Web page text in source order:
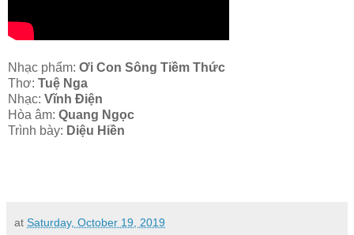
Nhạc phẩm: Ơi Con Sông Tiềm Thức
Thơ: Tuệ Nga
Nhạc: Vĩnh Điện
Hòa âm: Quang Ngọc
Trình bày: Diệu Hiền
at Saturday, October 19, 2019